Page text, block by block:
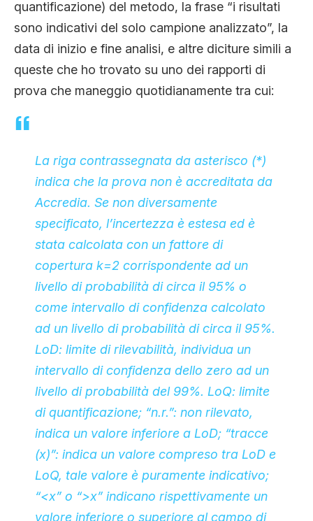
quantificazione) del metodo, la frase “i risultati
sono indicativi del solo campione analizzato”, la
data di inizio e fine analisi, e altre diciture simili a
queste che ho trovato su uno dei rapporti di
prova che maneggio quotidianamente tra cui:
La riga contrassegnata da asterisco (*)
indica che la prova non è accreditata da
Accredia. Se non diversamente
specificato, l’incertezza è estesa ed è
stata calcolata con un fattore di
copertura k=2 corrispondente ad un
livello di probabilità di circa il 95% o
come intervallo di confidenza calcolato
ad un livello di probabilità di circa il 95%.
LoD: limite di rilevabilità, individua un
intervallo di confidenza dello zero ad un
livello di probabilità del 99%. LoQ: limite
di quantificazione; “n.r.”: non rilevato,
indica un valore inferiore a LoD; “tracce
(x)”: indica un valore compreso tra LoD e
LoQ, tale valore è puramente indicativo;
“<x” o “>x” indicano rispettivamente un
valore inferiore o superiore al campo di